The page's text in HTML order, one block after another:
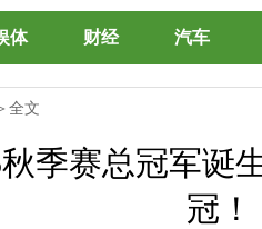
体 财经 汽车
全文
秋季赛总冠军诞
冠！